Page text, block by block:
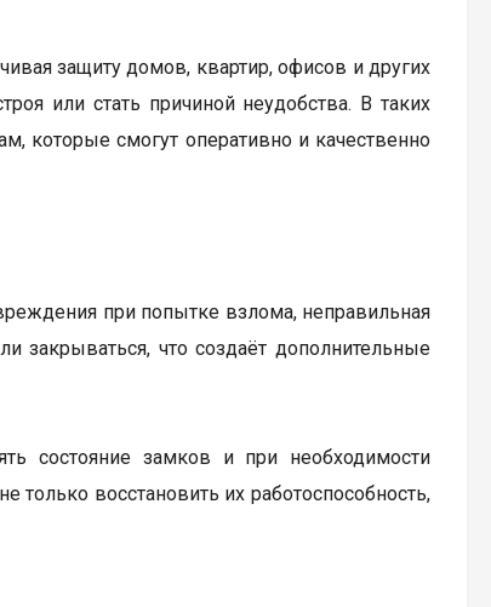
защиту домов, квартир, офисов и других
или стать причиной неудобства. В таких
которые смогут оперативно и качественно
при попытке взлома, неправильная
закрываться, что создаёт дополнительные
состояние замков и при необходимости
восстановить их работоспособность,